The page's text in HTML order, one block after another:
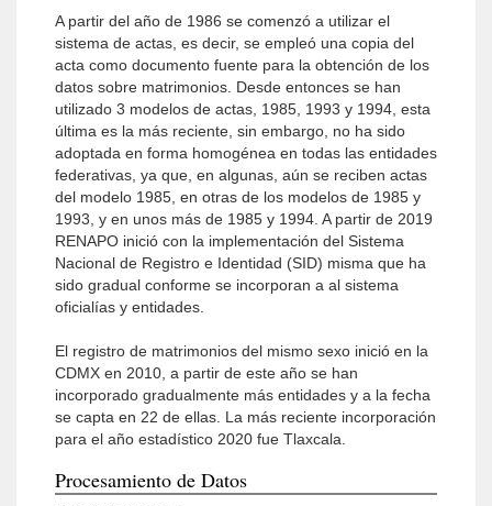
A partir del año de 1986 se comenzó a utilizar el
sistema de actas, es decir, se empleó una copia del
acta como documento fuente para la obtención de los
datos sobre matrimonios. Desde entonces se han
utilizado 3 modelos de actas, 1985, 1993 y 1994, esta
última es la más reciente, sin embargo, no ha sido
adoptada en forma homogénea en todas las entidades
federativas, ya que, en algunas, aún se reciben actas
del modelo 1985, en otras de los modelos de 1985 y
1993, y en unos más de 1985 y 1994. A partir de 2019
RENAPO inició con la implementación del Sistema
Nacional de Registro e Identidad (SID) misma que ha
sido gradual conforme se incorporan a al sistema
oficialías y entidades.
El registro de matrimonios del mismo sexo inició en la
CDMX en 2010, a partir de este año se han
incorporado gradualmente más entidades y a la fecha
se capta en 22 de ellas. La más reciente incorporación
para el año estadístico 2020 fue Tlaxcala.
Procesamiento de Datos